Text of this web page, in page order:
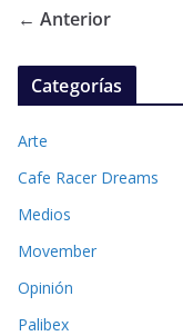
← Anterior
Categorías
Arte
Cafe Racer Dreams
Medios
Movember
Opinión
Palibex